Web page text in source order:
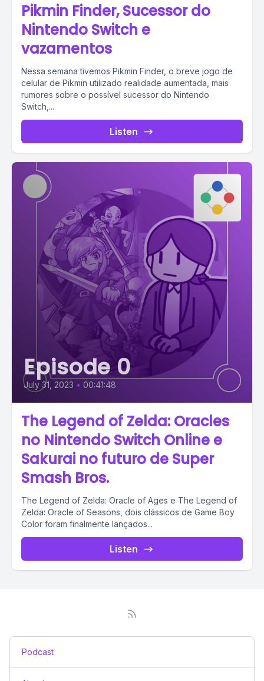
Pikmin Finder, Sucessor do
Nintendo Switch e
vazamentos
Nessa semana tivemos Pikmin Finder, o breve jogo de
celular de Pikmin utilizado realidade aumentada, mais
rumores sobre o possível sucessor do Nintendo
Switch,...
Listen
Episode 0
July 31, 2023 • 00:41:48
The Legend of Zelda: Oracles
no Nintendo Switch Online e
Sakurai no futuro de Super
Smash Bros.
The Legend of Zelda: Oracle of Ages e The Legend of
Zelda: Oracle of Seasons, dois clássicos de Game Boy
Color foram finalmente lançados...
Listen
Podcast